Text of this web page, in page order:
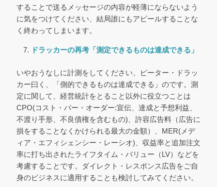
することで送るメッセージの内容が軽薄にならないよう
に気をつけてください、結局誰にもアピールすることな
く終わってしまいます。
ドラッカーの再考「測定できるものは達成できる」
いやおうなしに計測をしてください、ピーター・ドラッ
カー曰く、「側的できるものは達成できる」のです。測
定に関して、経営統計をとること以外に役立つことは
CPO(コスト・パー・オーダー:宣伝、達成と予想利益、
不渡り手形、不良債権を含むもの)、許容広告料（広告に
損をすることなくかけられる最大の金額）、MER(メデ
ィア・エフィシェンシー・レーシオ)、収益率と追加注文
率に打ち出されたライフタイム・バリュー（LV）などを
考慮することです。ダイレクト・レスポンス広告をご自
身のビジネスに適用することも検討してみてください。